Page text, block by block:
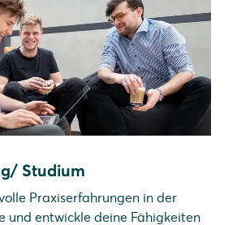
Studium
Praxiserfahrungen in der
und entwickle deine Fähigkeiten